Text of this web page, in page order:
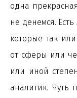
одна
не денемся.
которые так
от сферы или
или иной
аналитик. Чуть